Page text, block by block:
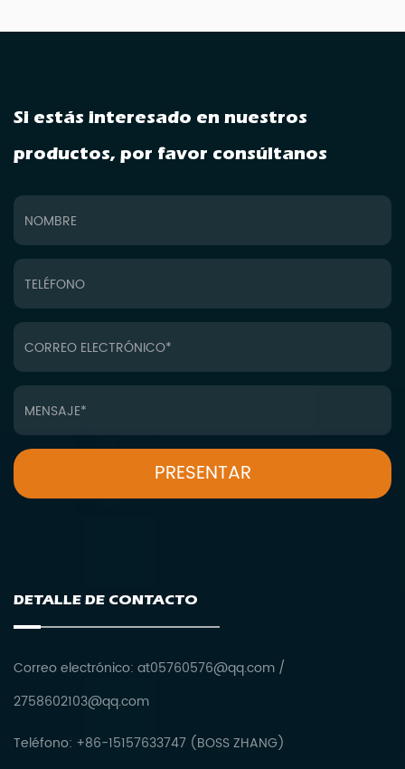
Si estás interesado en nuestros
productos, por favor consúltanos
DETALLE DE CONTACTO
Correo electrónico: at05760576@qq.com /
2758602103@qq.com
Teléfono: +86-15157633747 (BOSS ZHANG)